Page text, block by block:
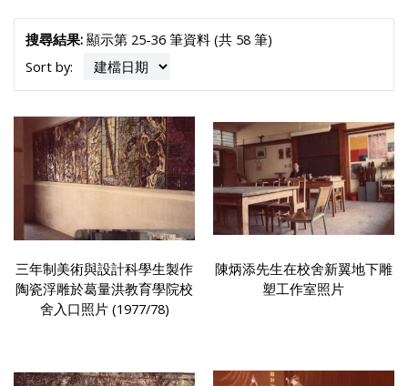
搜尋結果:顯示第 25-36 筆資料 (共 58 筆)
Sort by:
三年制美術與設計科學生製作
陶瓷浮雕於葛量洪教育學院校
舍入口照片 (1977/78)
陳炳添先生在校舍新翼地下雕
塑工作室照片